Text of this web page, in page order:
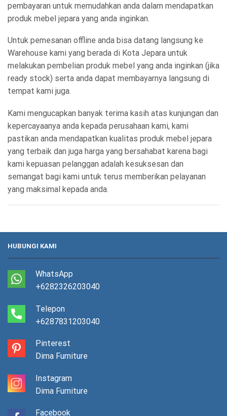
pembayaran untuk memudahkan anda dalam mendapatkan
produk mebel jepara yang anda inginkan.
Untuk pemesanan offline anda bisa datang langsung ke
Warehouse kami yang berada di Kota Jepara untuk
melakukan pembelian produk mebel yang anda inginkan (jika
ready stock) serta anda dapat membayarnya langsung di
tempat kami juga.
Kami mengucapkan banyak terima kasih atas kunjungan dan
kepercayaanya anda kepada perusahaan kami, kami
pastikan anda mendapatkan kualitas produk mebel jepara
yang terbaik dan juga harga yang bersahabat karena bagi
kami kepuasan pelanggan adalah kesuksesan dan
semangat bagi kami untuk terus memberikan pelayanan
yang maksimal kepada anda.
HUBUNGI KAMI
WhatsApp
+6282326203040
Telepon
+6287831203040
Pinterest
Dima Furniture
Instagram
Dima Furniture
Facebook